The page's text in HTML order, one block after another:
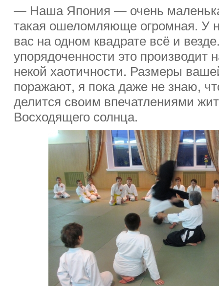
— Наша Япония — очень
такая ошеломляюще огромная. У
вас на одном квадрате всё и
упорядоченности это производит
некой хаотичности. Размеры
поражают, я пока даже не знаю,
делится своим впечатлениями
Восходящего солнца.